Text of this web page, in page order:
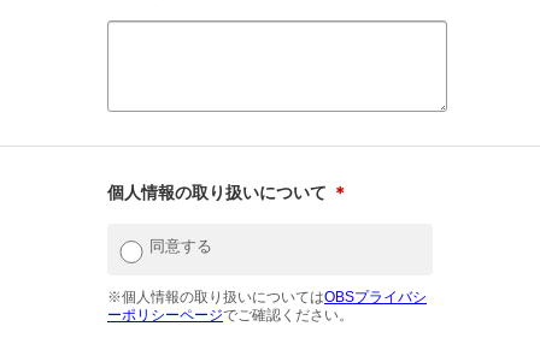
個人情報の取り扱いについて ＊
同意する
※個人情報の取り扱いについてはOBSプライバシ
ーポリシーページでご確認ください。